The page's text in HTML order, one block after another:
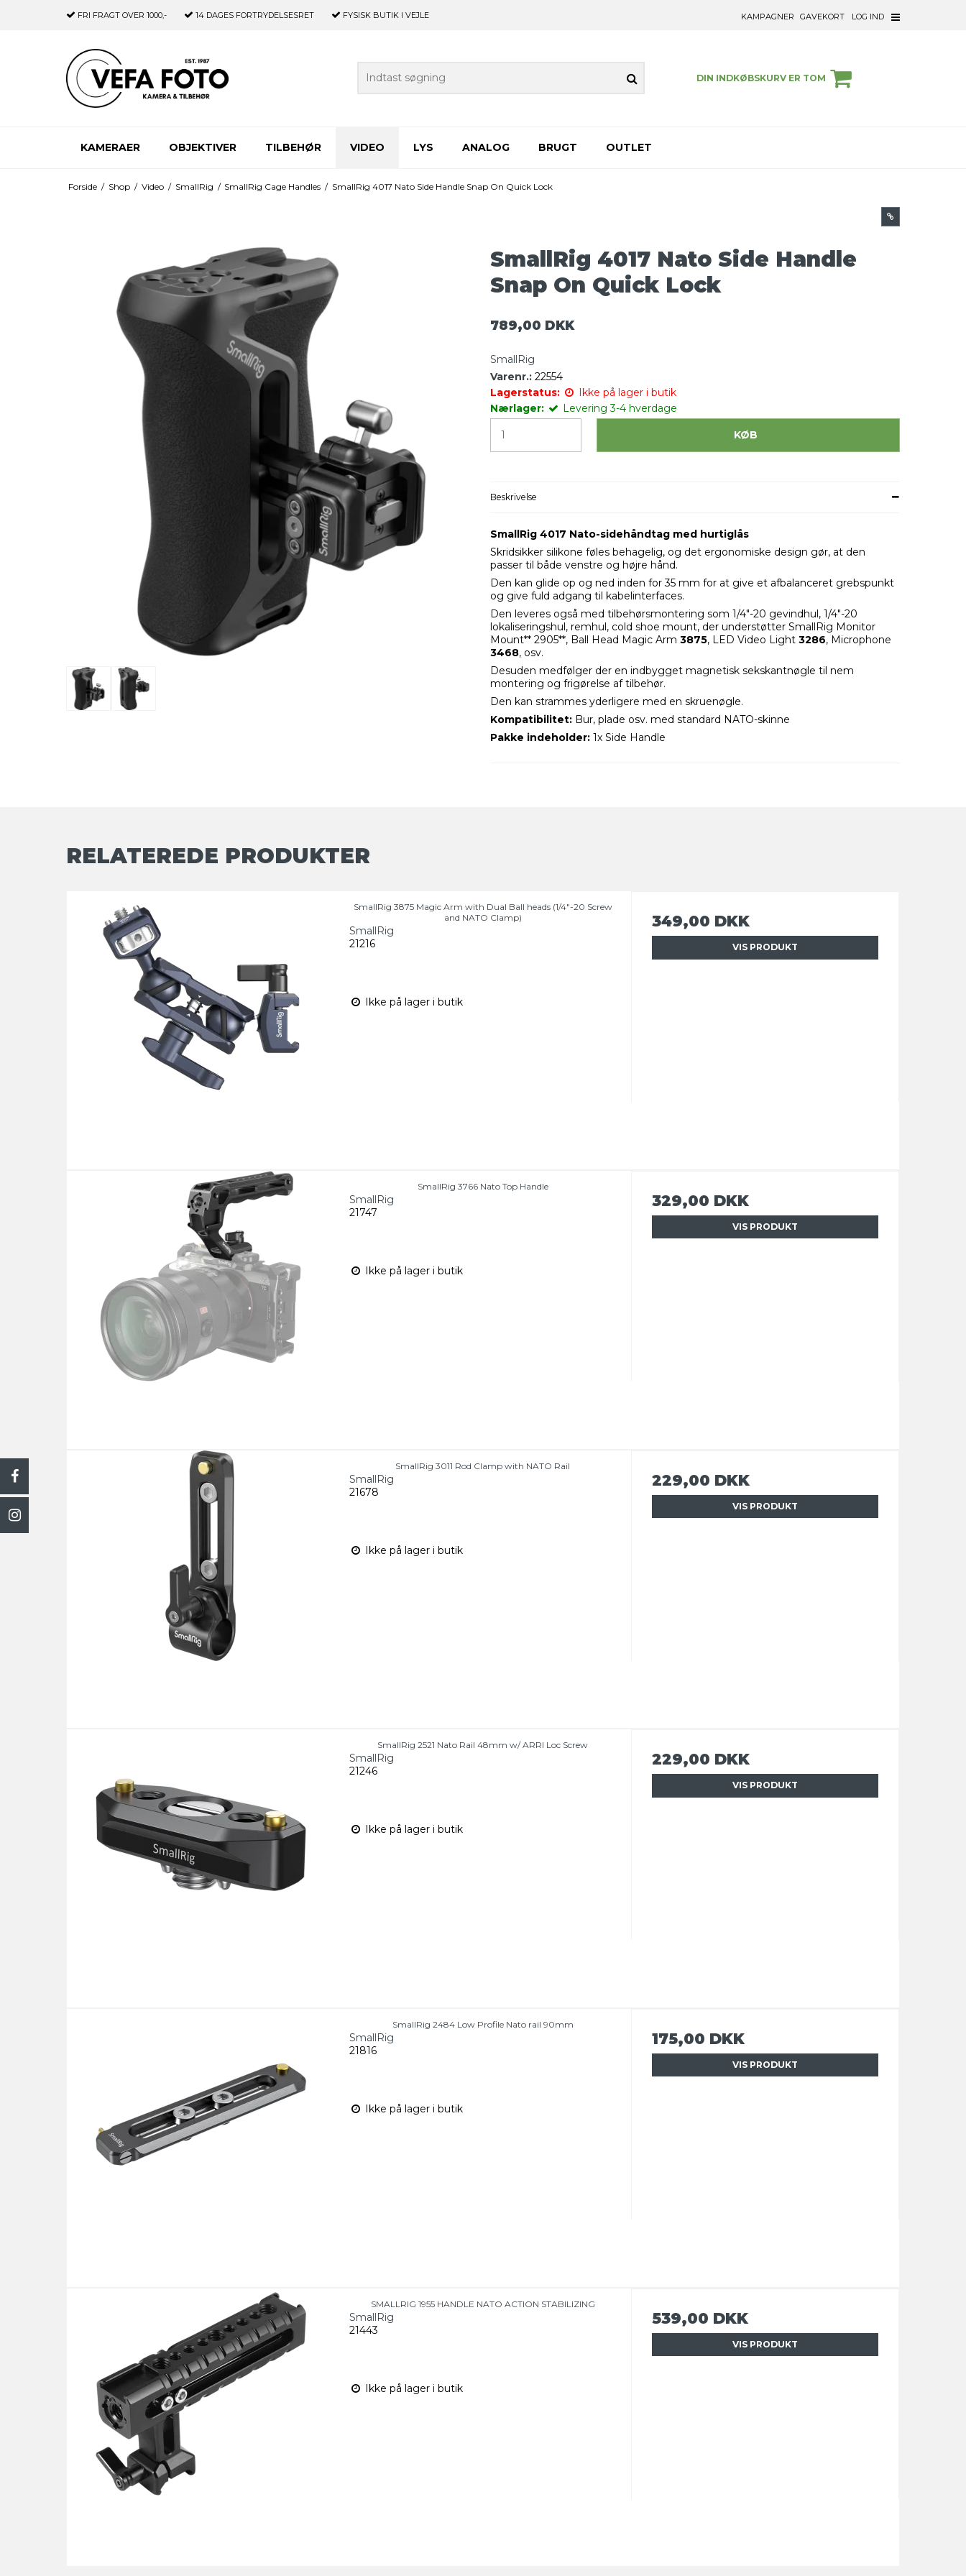
FRI FRAGT OVER 1000,- 14 DAGES FORTRYDELSESRET FYSISK BUTIK I VEJLE KAMPAGNER GAVEKORT LOG IND
DIN INDKØBSKURV ER TOM
KAMERAER OBJEKTIVER TILBEHØR VIDEO LYS ANALOG BRUGT OUTLET
Forside / Shop / Video / SmallRig / SmallRig Cage Handles / SmallRig 4017 Nato Side Handle Snap On Quick Lock
SmallRig 4017 Nato Side Handle
Snap On Quick Lock
789,00 DKK
SmallRig
Varenr.: 22554
Lagerstatus:
Ikke på lager i butik
Nærlager:
Levering 3-4 hverdage
KØB
Beskrivelse
SmallRig 4017 Nato-sidehåndtag med hurtiglås
Skridsikker silikone føles behagelig, og det ergonomiske design gør, at den
passer til både venstre og højre hånd.
Den kan glide op og ned inden for 35 mm for at give et afbalanceret grebspunkt
og give fuld adgang til kabelinterfaces.
Den leveres også med tilbehørsmontering som 1/4"-20 gevindhul, 1/4"-20
lokaliseringshul, remhul, cold shoe mount, der understøtter SmallRig Monitor
Mount** 2905**, Ball Head Magic Arm 3875, LED Video Light 3286, Microphone
3468, osv.
Desuden medfølger der en indbygget magnetisk sekskantnøgle til nem
montering og frigørelse af tilbehør.
Den kan strammes yderligere med en skruenøgle.
Kompatibilitet: Bur, plade osv. med standard NATO-skinne
Pakke indeholder: 1x Side Handle
RELATEREDE PRODUKTER
SmallRig 3875 Magic Arm with Dual Ball heads (1/4"-20 Screw
and NATO Clamp)
SmallRig
21216
Ikke på lager i butik
349,00 DKK
VIS PRODUKT
SmallRig 3766 Nato Top Handle
SmallRig
21747
Ikke på lager i butik
329,00 DKK
VIS PRODUKT
SmallRig 3011 Rod Clamp with NATO Rail
SmallRig
21678
Ikke på lager i butik
229,00 DKK
VIS PRODUKT
SmallRig 2521 Nato Rail 48mm w/ ARRI Loc Screw
SmallRig
21246
Ikke på lager i butik
229,00 DKK
VIS PRODUKT
SmallRig 2484 Low Profile Nato rail 90mm
SmallRig
21816
Ikke på lager i butik
175,00 DKK
VIS PRODUKT
SMALLRIG 1955 HANDLE NATO ACTION STABILIZING
SmallRig
21443
Ikke på lager i butik
539,00 DKK
VIS PRODUKT